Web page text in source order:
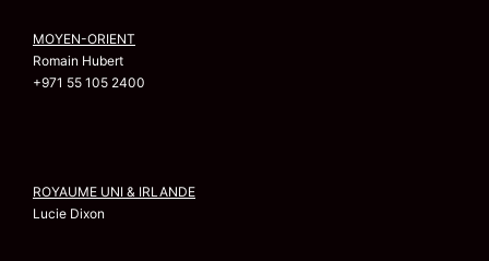
MOYEN-ORIENT
Romain Hubert
+971 55 105 2400
ROYAUME UNI & IRLANDE
Lucie Dixon